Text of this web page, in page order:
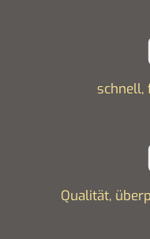
schnell,
Qualität,